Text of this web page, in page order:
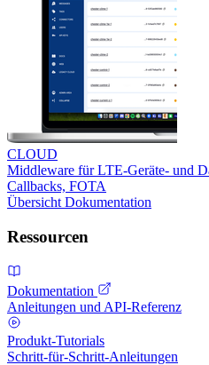
CLOUD
Middleware für LTE-Geräte- und
Callbacks, FOTA
Übersicht Dokumentation
Ressourcen
Dokumentation
Anleitungen und API-Referenz
Produkt-Tutorials
Schritt-für-Schritt-Anleitungen